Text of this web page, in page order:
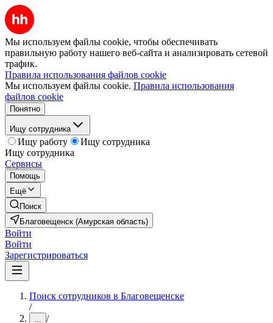
Мы используем файлы cookie, чтобы обеспечивать
правильную работу нашего веб-сайта и анализировать сетевой
трафик.
Правила использования файлов cookie
Мы используем файлы cookie. Правила использования
файлов cookie
Понятно
Ищу сотрудника
Ищу работу
Ищу сотрудника
Ищу сотрудника
Сервисы
Помощь
Ещё
Поиск
Благовещенск (Амурская область)
Войти
Войти
Зарегистрироваться
Поиск сотрудников в Благовещенске
/
... /